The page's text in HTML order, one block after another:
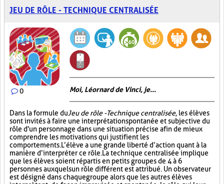
JEU DE RÔLE - TECHNIQUE CENTRALISÉE
0 Moi, Léornard de Vinci, je...
Dans la formule duJeu de rôle - Technique centralisée, les élèves
sont invités à faire une interprétation spontanée et subjective du
rôle d'un personnage dans une situation précise afin de mieux
comprendre les motivations qui justifient les
comportements. L’élève a une grande liberté d’action quant à la
manière d’interpréter ce rôle. La technique centralisée implique
que les élèves soient répartis en petits groupes de 4 à 6
personnes auxquels un rôle différent est attribué. Un observateur
est désigné dans chaque groupe alors que les autres élèves